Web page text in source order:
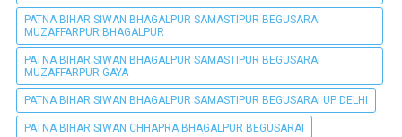
PATNA BIHAR SIWAN BHAGALPUR SAMASTIPUR BEGUSARAI
MUZAFFARPUR BHAGALPUR
PATNA BIHAR SIWAN BHAGALPUR SAMASTIPUR BEGUSARAI
MUZAFFARPUR GAYA
PATNA BIHAR SIWAN BHAGALPUR SAMASTIPUR BEGUSARAI UP DELHI
PATNA BIHAR SIWAN CHHAPRA BHAGALPUR BEGUSARAI